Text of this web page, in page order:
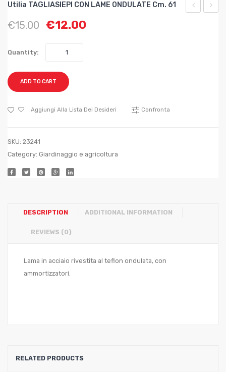
Utilia TAGLIASIEPI CON LAME ONDULATE Cm. 61
€15.00 €12.00
Quantity:
ADD TO CART
Aggiungi Alla Lista Dei Desideri Confronta
SKU: 23241
Category: Giardinaggio e agricoltura
DESCRIPTION ADDITIONAL INFORMATION
REVIEWS (0)
Lama in acciaio rivestita al teflon ondulata, con
ammortizzatori.
RELATED PRODUCTS